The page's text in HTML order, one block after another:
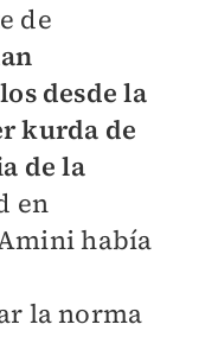
de
desde la
kurda de
de la
en
había
la norma